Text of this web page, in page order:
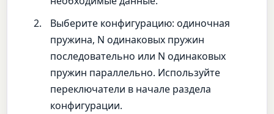
Выберите конфигурацию: одиночная
пружина, N одинаковых пружин
последовательно или N одинаковых
пружин параллельно. Используйте
переключатели в начале раздела
конфигурации.